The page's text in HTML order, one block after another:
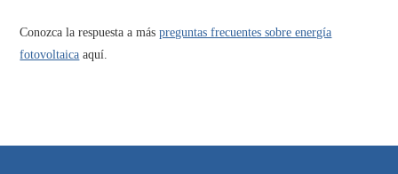
Conozca la respuesta a máspreguntas frecuentes sobre energía
fotovoltaica aquí.